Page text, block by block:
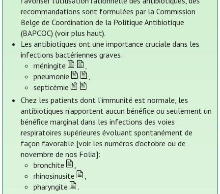
recommandations sont formulées par la Commission
Belge de Coordination de la Politique Antibiotique
(BAPCOC) (voir plus haut).
Les antibiotiques ont une importance cruciale dans les
infections bactériennes graves:
méningite
,
pneumonie
,
septicémie
Chez les patients dont l’immunité est normale, les
antibiotiques n’apportent aucun bénéfice ou seulement un
bénéfice marginal dans les infections des voies
respiratoires supérieures évoluant spontanément de
façon favorable [voir les numéros d’octobre ou de
novembre de nos Folia]:
bronchite
,
rhinosinusite
,
pharyngite
.